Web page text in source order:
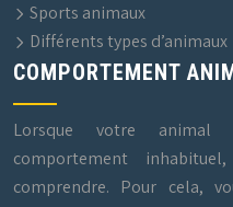
Sports animaux
Différents types d’animaux
COMPORTEMENT
Lorsque votre animal
comportement
comprendre. Pour cela,